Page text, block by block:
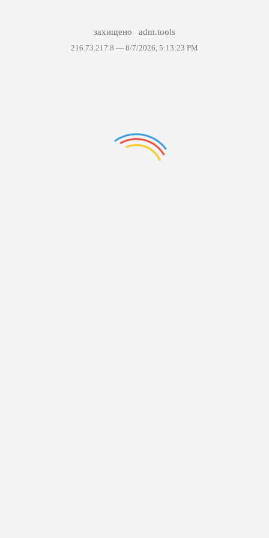
захищено adm.tools
216.73.217.8 — 8/7/2026, 5:13:23 PM